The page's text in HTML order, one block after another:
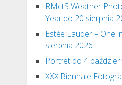
RMetS Weather
Year do 20 sierpnia
Estée Lauder – One
sierpnia 2026
Portret do 4
XXX Biennale